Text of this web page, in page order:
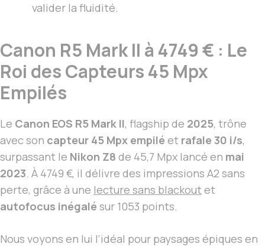
valider la fluidité.
Canon R5 Mark II à 4749 € : Le
Roi des Capteurs 45 Mpx
Empilés
Le Canon EOS R5 Mark II, flagship de 2025, trône
avec son capteur 45 Mpx empilé et rafale 30 i/s,
surpassant le Nikon Z8 de 45,7 Mpx lancé en mai
2023. À 4749 €, il délivre des impressions A2 sans
perte, grâce à une lecture sans blackout et
autofocus inégalé sur 1053 points.
Nous voyons en lui l’idéal pour paysages épiques en